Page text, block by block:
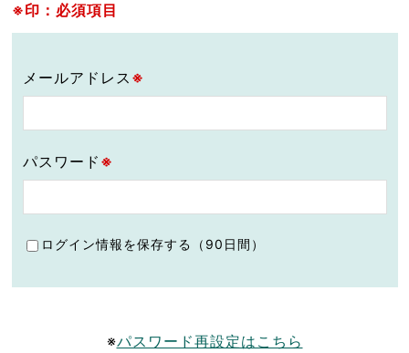
※印：必須項目
メールアドレス ※
パスワード ※
ログイン情報を保存する（90日間）
※パスワード再設定はこちら